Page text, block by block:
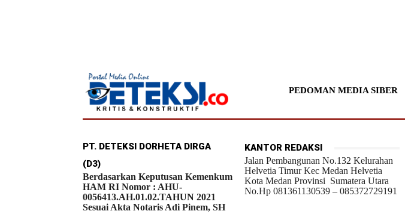
PEDOMAN MEDIA SIBER
PT. DETEKSI DORHETA DIRGA
(D3)
Berdasarkan Keputusan Kemenkum
HAM RI Nomor : AHU-
0056413.AH.01.02.TAHUN 2021
Sesuai Akta Notaris Adi Pinem, SH
KANTOR REDAKSI
Jalan Pembangunan No.132 Kelurahan
Helvetia Timur Kec Medan Helvetia
Kota Medan Provinsi Sumatera Utara
No.Hp 081361130539 – 085372729191